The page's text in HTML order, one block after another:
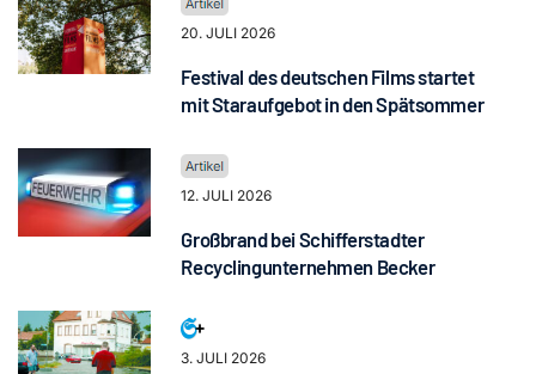
20. JULI 2026
Festival des deutschen Films startet
mit Staraufgebot in den Spätsommer
12. JULI 2026
Großbrand bei Schifferstadter
Recyclingunternehmen Becker
3. JULI 2026